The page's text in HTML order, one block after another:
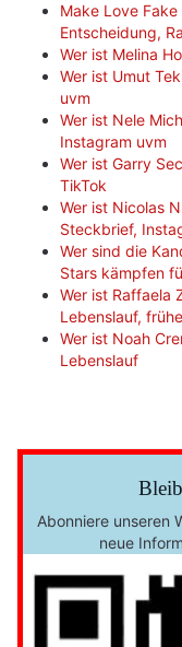
Make Love
Entscheidung,
Wer ist Melina
Wer ist Umut
uvm
Wer ist Nele
Instagram uvm
Wer ist Garry
TikTok
Wer ist Nicolas
Steckbrief,
Wer sind die
Stars kämpfen
Wer ist Raffaela
Lebenslauf,
Wer ist Noah
Lebenslauf
Abonniere unseren
neue